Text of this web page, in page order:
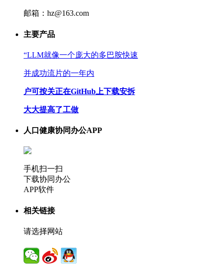
邮箱：hz@163.com
主要产品
“LLM就像一个庞大的多巴胺快速
并成功流片的一年内
户可按关正在GitHub上下载安拆
大大提高了工做
人口健康协同办公APP
手机扫一扫
下载协同办公
APP软件
相关链接
请选择网站